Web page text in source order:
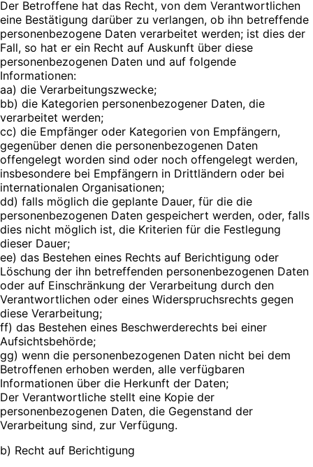
Der Betroffene hat das Recht, von dem Verantwortlichen
eine Bestätigung darüber zu verlangen, ob ihn betreffende
personenbezogene Daten verarbeitet werden; ist dies der
Fall, so hat er ein Recht auf Auskunft über diese
personenbezogenen Daten und auf folgende
Informationen:
aa) die Verarbeitungszwecke;
bb) die Kategorien personenbezogener Daten, die
verarbeitet werden;
cc) die Empfänger oder Kategorien von Empfängern,
gegenüber denen die personenbezogenen Daten
offengelegt worden sind oder noch offengelegt werden,
insbesondere bei Empfängern in Drittländern oder bei
internationalen Organisationen;
dd) falls möglich die geplante Dauer, für die die
personenbezogenen Daten gespeichert werden, oder, falls
dies nicht möglich ist, die Kriterien für die Festlegung
dieser Dauer;
ee) das Bestehen eines Rechts auf Berichtigung oder
Löschung der ihn betreffenden personenbezogenen Daten
oder auf Einschränkung der Verarbeitung durch den
Verantwortlichen oder eines Widerspruchsrechts gegen
diese Verarbeitung;
ff) das Bestehen eines Beschwerderechts bei einer
Aufsichtsbehörde;
gg) wenn die personenbezogenen Daten nicht bei dem
Betroffenen erhoben werden, alle verfügbaren
Informationen über die Herkunft der Daten;
Der Verantwortliche stellt eine Kopie der
personenbezogenen Daten, die Gegenstand der
Verarbeitung sind, zur Verfügung.
b) Recht auf Berichtigung